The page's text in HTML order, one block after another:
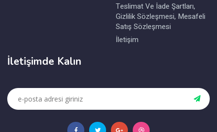
Teslimat Ve İade Şartları,
Gizlilik Sözleşmesi, Mesafeli
Satış Sözleşmesi
İletişim
İletişimde Kalın